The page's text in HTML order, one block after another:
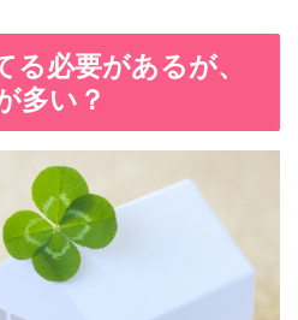
る必要があるが、
多い？